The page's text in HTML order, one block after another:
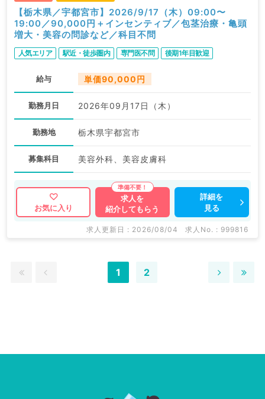
【栃木県／宇都宮市】2026/9/17（木）09:00〜
19:00／90,000円＋インセンティブ／包茎治療・亀頭
増大・美容の問診など／科目不問
人気エリア 駅近・徒歩圏内 専門医不問 後期1年目歓迎
給与 単価90,000円
勤務月日 2026年09月17日（木）
勤務地 栃木県宇都宮市
募集科目 美容外科、美容皮膚科
お気に入り
求人を
紹介してもらう
詳細を
見る
求人更新日 : 2026/08/04 求人No. : 999816
1 2